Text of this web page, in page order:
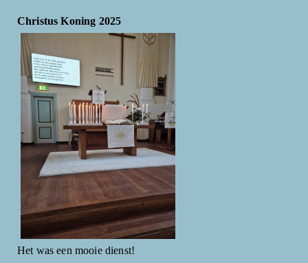
Christus Koning 2025
Het was een mooie dienst!